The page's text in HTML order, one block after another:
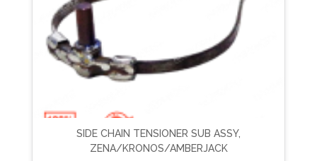
SIDE CHAIN TENSIONER SUB ASSY,
ZENA/KRONOS/AMBERJACK